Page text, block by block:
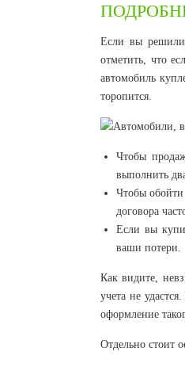
Если вы решили
отметить, что
автомобиль
торопится.
Чтобы
выполнить
Чтобы обойти
договора
Если вы
ваши потери.
Как видите,
учета не
оформление
Отдельно стоит